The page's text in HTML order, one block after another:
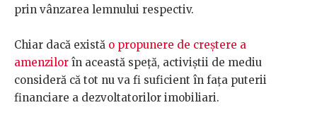
prin vânzarea lemnului respectiv.
Chiar dacă există o propunere de creștere a
amenzilor în această speță, activiștii de mediu
consideră că tot nu va fi suficient în fața puterii
financiare a dezvoltatorilor imobiliari.